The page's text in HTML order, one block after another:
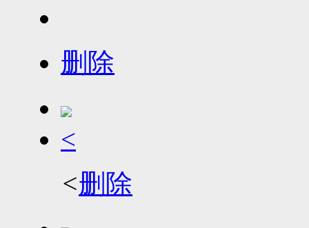
删除
<
<删除